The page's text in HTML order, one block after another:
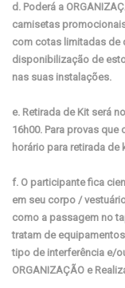
d. Poderá a
camisetas
com cotas limitadas de
disponibilização de
nas suas instalações.
e. Retirada de Kit será
16h00. Para provas
horário para retirada
f. O participante fica
em seu corpo /
como a passagem no
tratam de
tipo de interferência e/
ORGANIZAÇÃO e